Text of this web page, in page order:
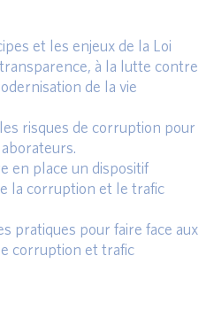
et les enjeux de la Loi
à la lutte contre
de la vie
risques de corruption pour
en place un dispositif
la corruption et le trafic
pratiques pour faire face aux
corruption et trafic